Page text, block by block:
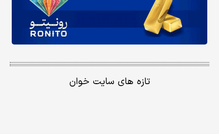
تازه های سایت خوان